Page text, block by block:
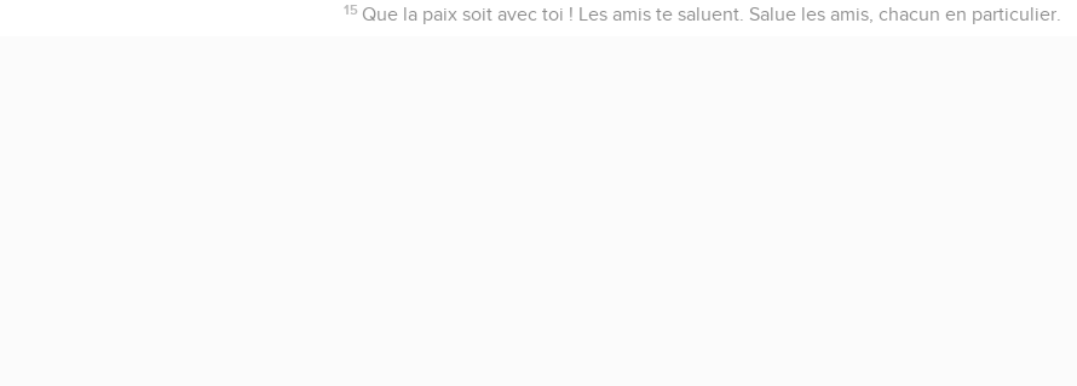
15 Que la paix soit avec toi ! Les amis te saluent. Salue les amis, chacun en particulier.